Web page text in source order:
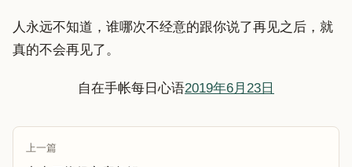
人永远不知道，谁哪次不经意的跟你说了再见之后，就
真的不会再见了。
自在手帐每日心语2019年6月23日
上一篇